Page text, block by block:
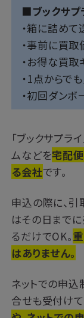
■ブックサプ
・箱に詰め
・事前に買
・お得な買取
・1点からで
・初回ダンボ
「ブックサプラ
ムなどを宅配
る会社です。
申込の際に、
はその日まで
るだけでOK。
はありません。
ネットでの申込
合せも受付けて